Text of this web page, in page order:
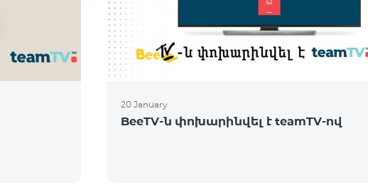
20 January
BeeTV-ն փոխարինվել է teamTV-ով